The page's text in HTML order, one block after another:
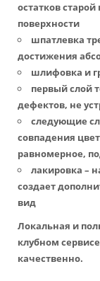
остатков
поверхности
шпатлевка
достижения
шлифовка и
первый слой
дефектов, не
следующие
совпадения
равномерное,
лакировка –
создает
вид
Локальная и
клубном
качественно.